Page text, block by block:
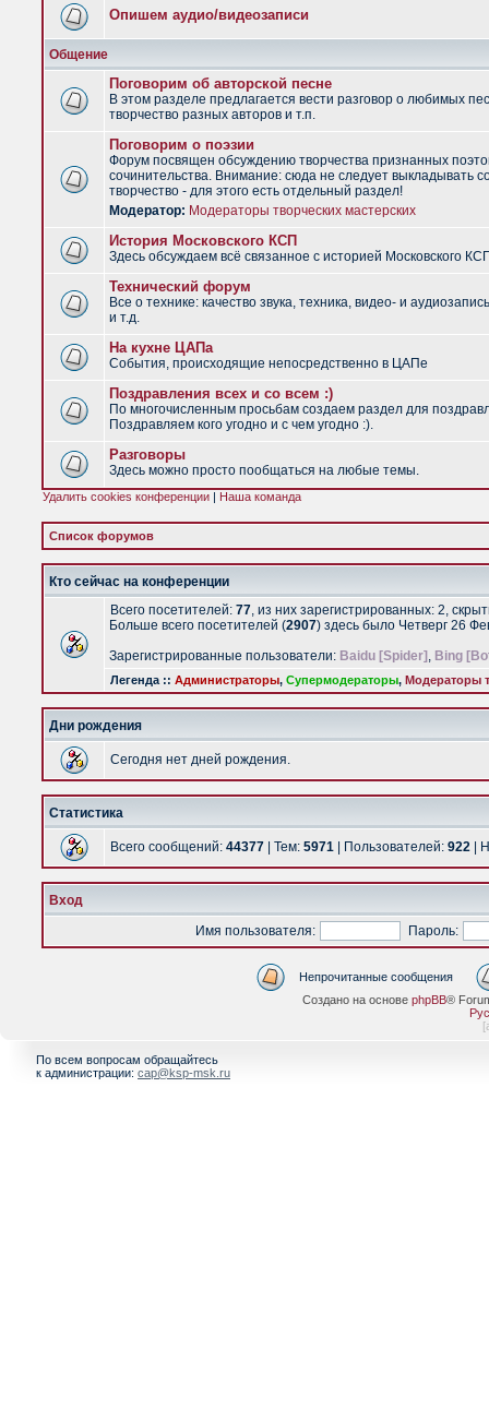
Опишем аудио/видеозаписи
Общение
Поговорим об авторской песне
В этом разделе предлагается вести разговор о любимых
творчество разных авторов и т.п.
Поговорим о поэзии
Форум посвящен обсуждению творчества признанных
сочинительства. Внимание: сюда не следует выкладывать
творчество - для этого есть отдельный раздел!
Модератор: Модераторы творческих мастерских
История Московского КСП
Здесь обсуждаем всё связанное с историей Московского
Технический форум
Все о технике: качество звука, техника, видео- и
и т.д.
На кухне ЦАПа
События, происходящие непосредственно в ЦАПе
Поздравления всех и со всем :)
По многочисленным просьбам создаем раздел для
Поздравляем кого угодно и с чем угодно :).
Разговоры
Здесь можно просто пообщаться на любые темы.
Удалить cookies конференции | Наша команда
Список форумов
Кто сейчас на конференции
Всего посетителей: 77, из них зарегистрированных: 2,
Больше всего посетителей (2907) здесь было Четверг 26
Зарегистрированные пользователи: Baidu [Spider] , Bing
Легенда :: Администраторы, Супермодераторы, Модераторы
Дни рождения
Сегодня нет дней рождения.
Статистика
Всего сообщений: 44377 | Тем: 5971 | Пользователей: 922 |
Вход
Имя пользователя:
Пароль:
Непрочитанные сообщения
Создано на основе phpBB®
[
По всем вопросам обращайтесь
к администрации: cap@ksp-msk.ru